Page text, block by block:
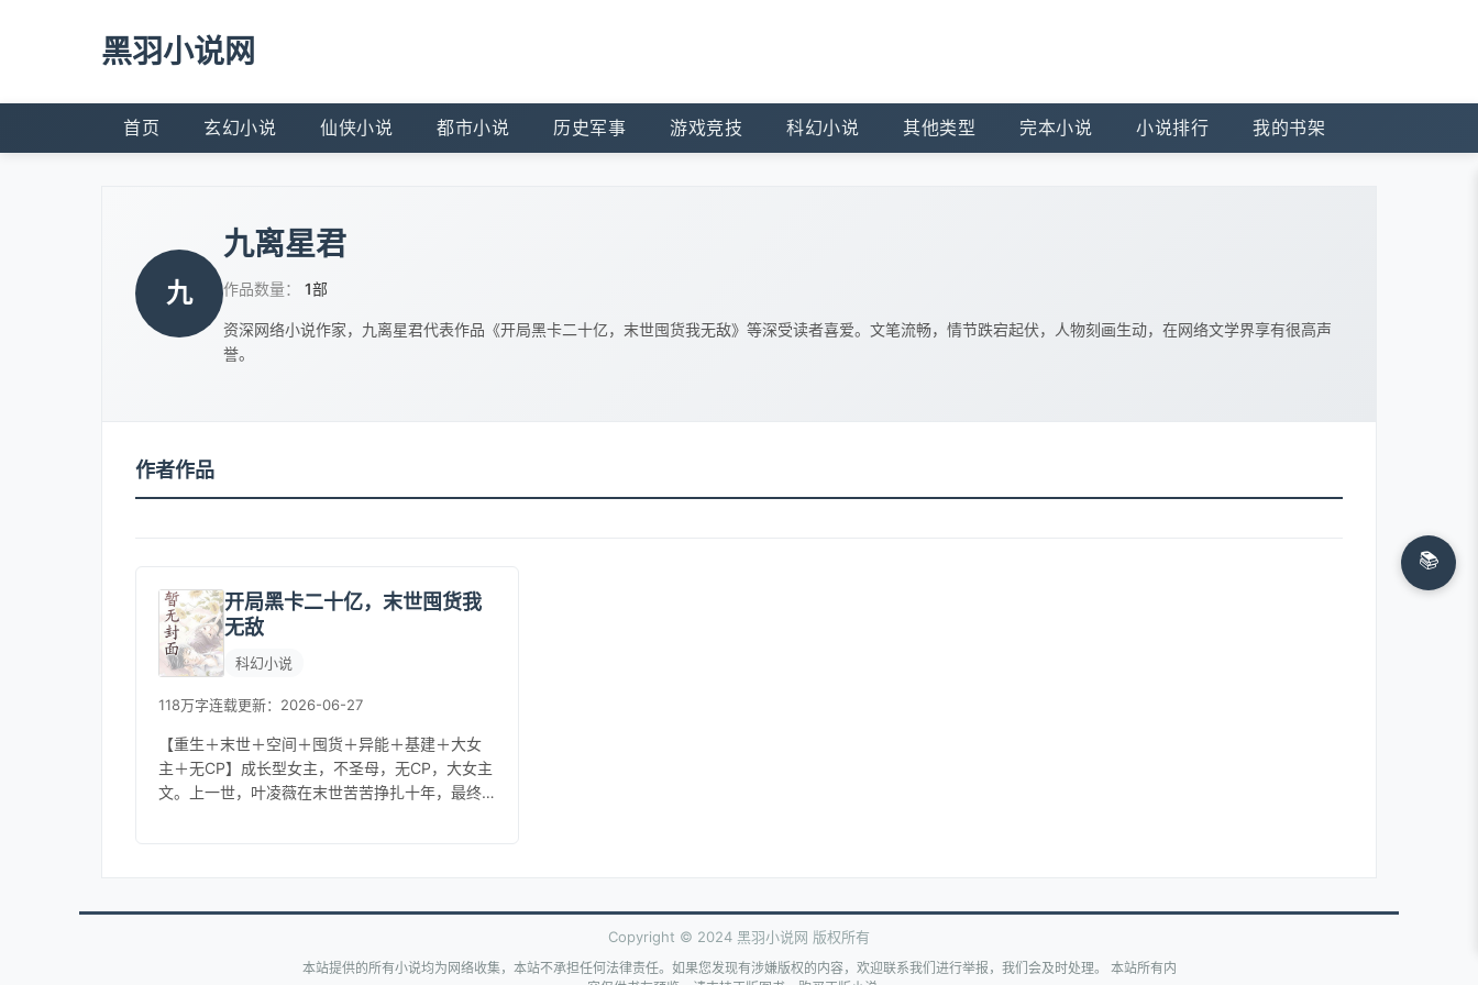
黑羽小说网
首页 玄幻小说 仙侠小说 都市小说 历史军事 游戏竞技 科幻小说 其他类型 完本小说 小说排行 我的书架
九
九离星君
作品数量： 1部
资深网络小说作家，九离星君代表作品《开局黑卡二十亿，末世囤货我无敌》等深受读者喜爱。文笔流畅，情节跌宕起伏，人物刻画生动，在网络文学界享有很高声
誉。
作者作品
开局黑卡二十亿，末世囤货我
无敌
科幻小说
118万字连载更新：2026-06-27
【重生＋末世＋空间＋囤货＋异能＋基建＋大女
主＋无CP】成长型女主，不圣母，无CP，大女主
文。上一世，叶凌薇在末世苦苦挣扎十年，最终
📚
Copyright © 2024 黑羽小说网 版权所有
本站提供的所有小说均为网络收集，本站不承担任何法律责任。如果您发现有涉嫌版权的内容，欢迎联系我们进行举报，我们会及时处理。 本站所有内